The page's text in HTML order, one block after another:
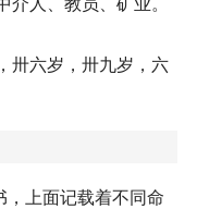
人、教员、矿业。
卅六岁，卅九岁，六
，上面记载着不同命